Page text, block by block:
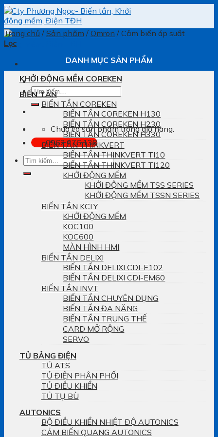
Skip
to
content
Tìm
kiếm:
Chưa có sản phẩm trong giỏ hàng.
0962.076.138
Tìm
Trang chủ / Sản phẩm / Omron / Cảm biến áp suất
Lọc
DANH MỤC SẢN PHẨM
KHỞI ĐỘNG MỀM COREKEN
BIẾN TẦN
BIẾN TẦN COREKEN
BIẾN TẦN COREKEN H130
BIẾN TẦN COREKEN H230
BIẾN TẦN COREKEN H330
BIẾN TẦN THINKVERT
BIẾN TẦN THINKVERT TI10
BIẾN TẦN THINKVERT TI120
KHỞI ĐỘNG MỀM
KHỞI ĐỘNG MỀM TSS SERIES
KHỞI ĐỘNG MỀM TSSN SERIES
BIẾN TẦN KCLY
KHỞI ĐỘNG MỀM
KOC100
KOC600
MÀN HÌNH HMI
BIẾN TẦN DELIXI
BIẾN TẦN DELIXI CDI-E102
BIẾN TẦN DELIXI CDI-EM60
BIẾN TẦN INVT
BIẾN TẦN CHUYÊN DỤNG
BIẾN TẦN ĐA NĂNG
BIẾN TẦN TRUNG THẾ
CARD MỞ RỘNG
SERVO
TỦ BẢNG ĐIỆN
TỦ ATS
TỦ ĐIỆN PHÂN PHỐI
TỦ ĐIỀU KHIỂN
TỦ TỤ BÙ
AUTONICS
BỘ ĐIỀU KHIỂN NHIỆT ĐỘ AUTONICS
CẢM BIẾN QUANG AUTONICS